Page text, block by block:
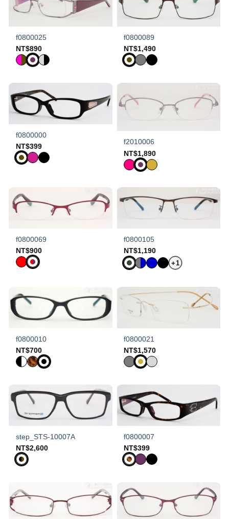
f0800025
NT$890
f0800089
NT$1,490
f0800000
NT$399
f2010006
NT$1,890
f0800069
NT$900
f0800105
NT$1,190
+1
f0800010
NT$700
f0800021
NT$1,570
step_STS-10007A
NT$2,600
f0800007
NT$399